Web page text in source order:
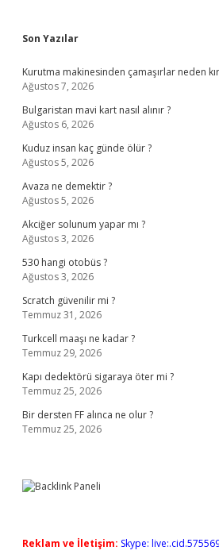
Sidebar
Son Yazılar
Kurutma makinesinden çamaşırlar neden
Ağustos 7, 2026
Bulgaristan mavi kart nasıl alınır ?
Ağustos 6, 2026
Kuduz insan kaç günde ölür ?
Ağustos 5, 2026
Avaza ne demektir ?
Ağustos 5, 2026
Akciğer solunum yapar mı ?
Ağustos 3, 2026
530 hangi otobüs ?
Ağustos 3, 2026
Scratch güvenilir mi ?
Temmuz 31, 2026
Turkcell maaşı ne kadar ?
Temmuz 29, 2026
Kapı dedektörü sigaraya öter mi ?
Temmuz 25, 2026
Bir dersten FF alınca ne olur ?
Temmuz 25, 2026
Reklam ve İletişim: Skype: